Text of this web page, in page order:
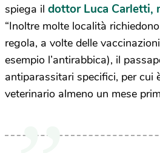
spiega il dottor Luca Carletti,
“Inoltre molte località
regola, a volte delle
esempio l’antirabbica), il
antiparassitari specifici, per cui
veterinario almeno un mese